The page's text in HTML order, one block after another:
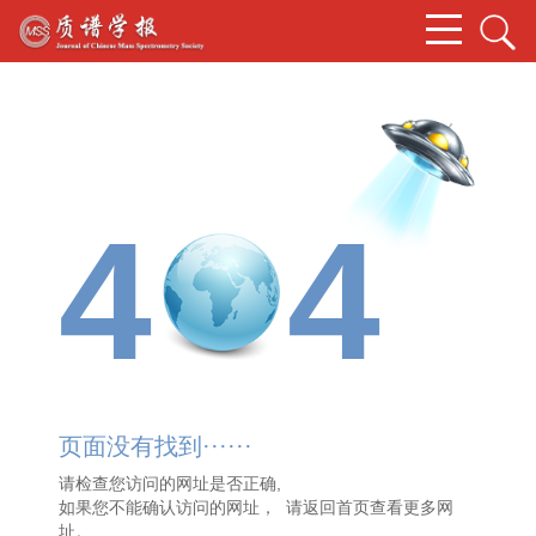
4 4
页面没有找到······
请检查您访问的网址是否正确,
如果您不能确认访问的网址， 请返回首页查看更多网
址。